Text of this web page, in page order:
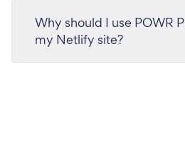
Why should I use POWR
my Netlify site?